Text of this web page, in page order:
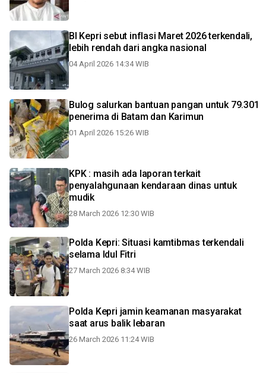
BI Kepri sebut inflasi Maret 2026 terkendali,
lebih rendah dari angka nasional
04 April 2026 14:34 WIB
Bulog salurkan bantuan pangan untuk 79.301
penerima di Batam dan Karimun
01 April 2026 15:26 WIB
KPK : masih ada laporan terkait
penyalahgunaan kendaraan dinas untuk
mudik
28 March 2026 12:30 WIB
Polda Kepri: Situasi kamtibmas terkendali
selama Idul Fitri
27 March 2026 8:34 WIB
Polda Kepri jamin keamanan masyarakat
saat arus balik lebaran
26 March 2026 11:24 WIB